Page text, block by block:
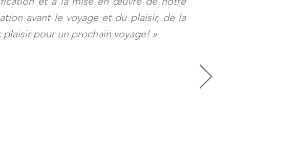
avant le voyage et du plaisir, de la
pour un prochain voyage! »